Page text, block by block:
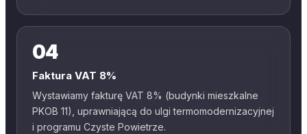
04
Faktura VAT 8%
Wystawiamy fakturę VAT 8% (budynki mieszkalne
PKOB 11), uprawniającą do ulgi termomodernizacyjnej
i programu Czyste Powietrze.